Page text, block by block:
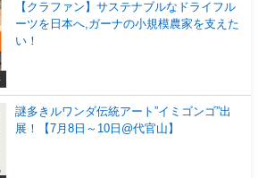
【クラファン】サステナブルなドライフル
ーツを日本へ,ガーナの小規模農家を支えた
い！
謎多きルワンダ伝統アート”イミゴンゴ”出
展！【7月8日～10日@代官山】